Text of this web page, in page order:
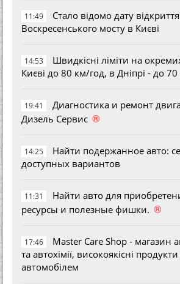
11:49
Стало відомо дату
Воскресенського мосту в Києві
14:53
Швидкісні ліміти на
Києві до 80 км/год, в Дніпрі - до 70
19:41
Диагностика и ремонт
Дизель Сервис ®
14:25
Найти подержанное авто:
доступных вариантов
11:31
Найти авто для
ресурсы и полезные фишки. ®
17:46
Master Care Shop - магазин
та автохімії, високоякісні
автомобілем